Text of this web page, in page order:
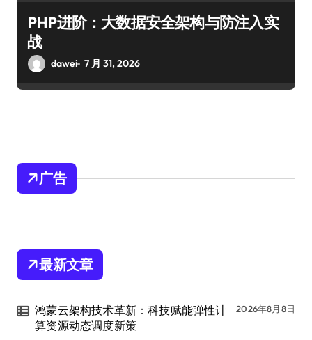
PHP进阶：大数据安全架构与防注入实
战
dawei 7 月 31, 2026
广告
最新文章
鸿蒙云架构技术革新：科技赋能弹性计
算资源动态调度新策
2026年8月8日